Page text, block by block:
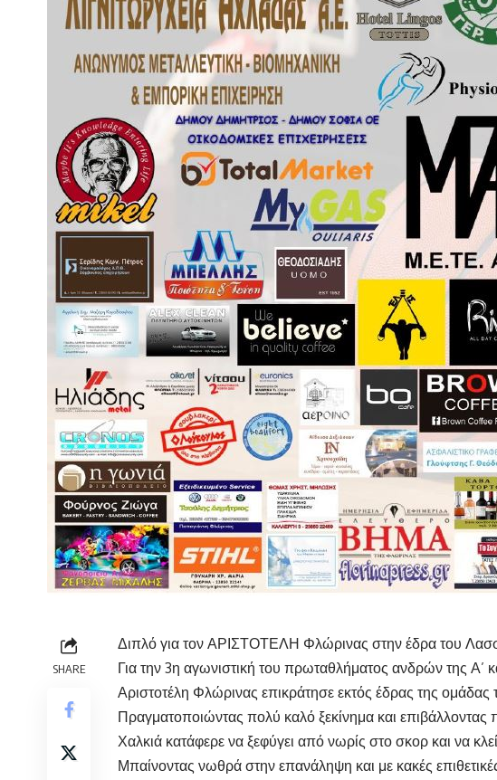
SHARE
Διπλό για τον ΑΡΙΣΤΟΤΕΛΗ Φλώρινας στην έδρα του
Για την 3η αγωνιστική του πρωταθλήματος ανδρών της
Αριστοτέλη Φλώρινας επικράτησε εκτός έδρας της
Πραγματοποιώντας πολύ καλό ξεκίνημα και
Χαλκιά κατάφερε να ξεφύγει από νωρίς στο σκορ και να
Μπαίνοντας νωθρά στην επανάληψη και με κακές